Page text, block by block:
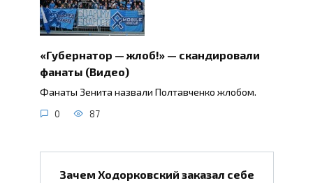
«Губернатор — жлоб!» — скандировали
фанаты (Видео)
Фанаты Зенита назвали Полтавченко жлобом.
0 87
Зачем Ходорковский заказал себе